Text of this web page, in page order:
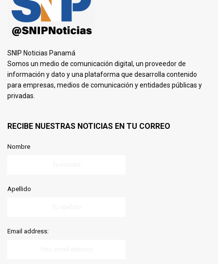
SNIP Noticias Panamá
Somos un medio de comunicación digital, un proveedor de
información y dato y una plataforma que desarrolla contenido
para empresas, medios de comunicación y entidades públicas y
privadas.
RECIBE NUESTRAS NOTICIAS EN TU CORREO
Nombre
Apellido
Email address: